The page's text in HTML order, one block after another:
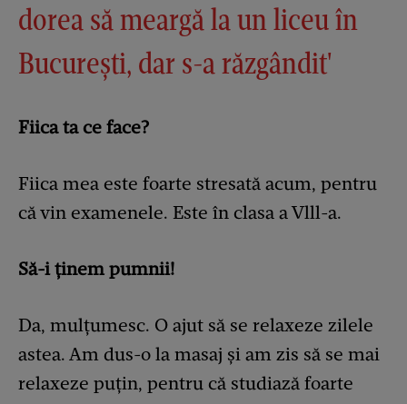
dorea să meargă la un liceu în
București, dar s-a răzgândit'
Fiica ta ce face?
Fiica mea este foarte stresată acum, pentru
că vin examenele. Este în clasa a Vlll-a.
Să-i ținem pumnii!
Da, mulțumesc. O ajut să se relaxeze zilele
astea. Am dus-o la masaj și am zis să se mai
relaxeze puțin, pentru că studiază foarte